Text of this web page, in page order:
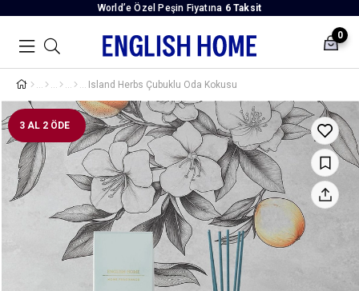
World’e Özel Peşin Fiyatına 6 Taksit
0
Island Herbs Çubuklu Oda Kokusu
3 AL 2 ÖDE